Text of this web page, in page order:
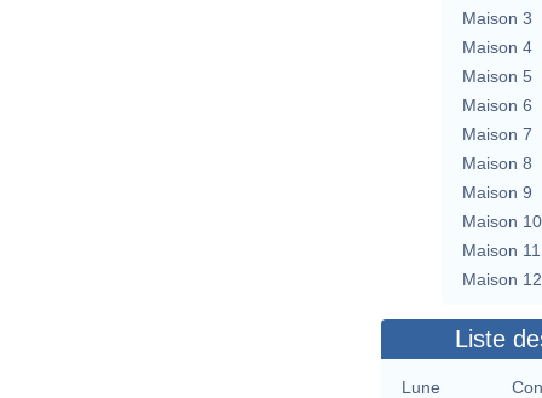
Maison 3
Maison 4
Maison 5
Maison 6
Maison 7
Maison 8
Maison 9
Maison 10
Maison 11
Maison 12
Liste
Lune